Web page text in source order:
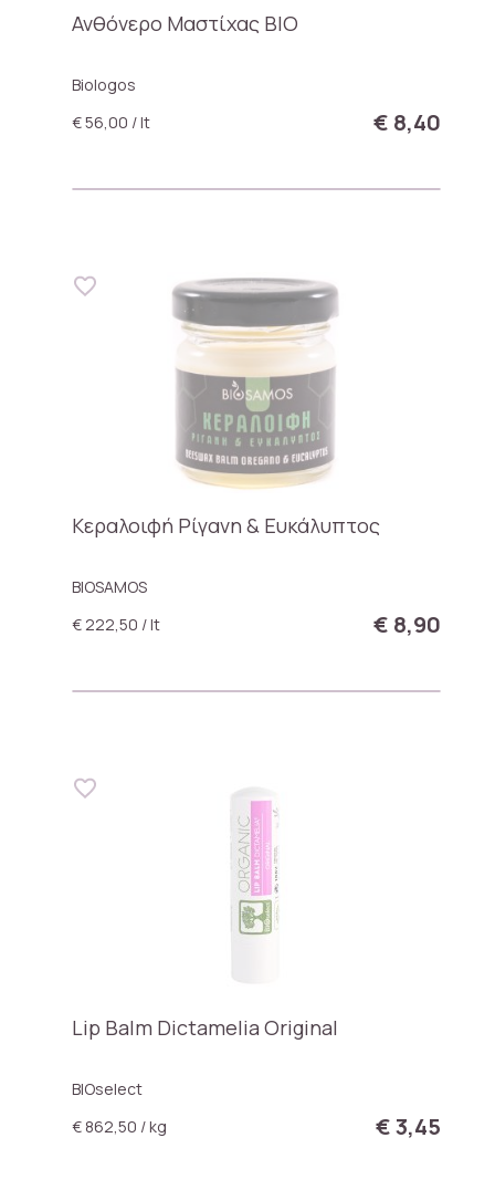
Ανθόνερο Μαστίχας ΒΙΟ
Biologos
€ 56,00 / lt
€ 8,40
Κεραλοιφή Ρίγανη & Ευκάλυπτος
BIOSAMOS
€ 222,50 / lt
€ 8,90
Lip Balm Dictamelia Original
BIOselect
€ 862,50 / kg
€ 3,45